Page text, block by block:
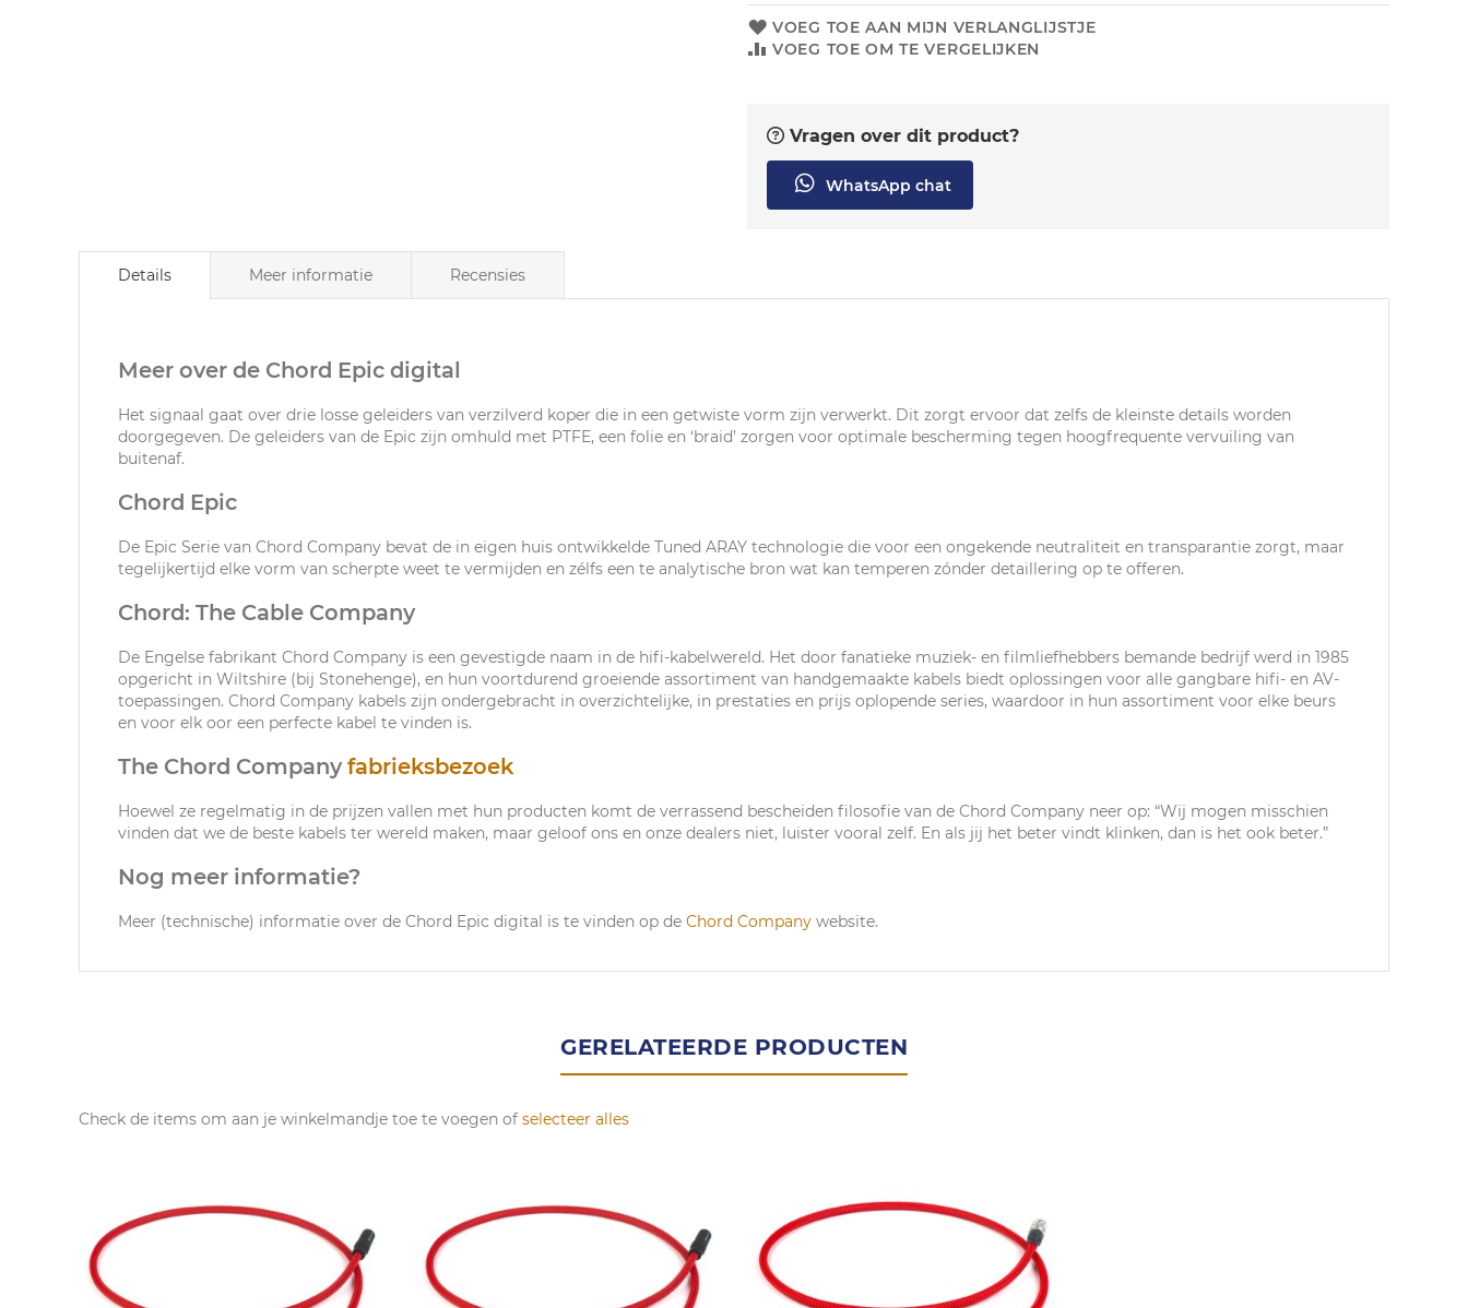
VOEG TOE AAN MIJN VERLANGLIJSTJE
VOEG TOE OM TE VERGELIJKEN
Vragen over dit product?
WhatsApp chat
Details
Meer over de Chord Epic digital
Het signaal gaat over drie losse geleiders van verzilverd koper die in een getwiste vorm zijn verwerkt. Dit zorgt ervoor dat zelfs de kleinste details worden
doorgegeven. De geleiders van de Epic zijn omhuld met PTFE, een folie en ‘braid’ zorgen voor optimale bescherming tegen hoogfrequente vervuiling van
buitenaf.
Chord Epic
De Epic Serie van Chord Company bevat de in eigen huis ontwikkelde Tuned ARAY technologie die voor een ongekende neutraliteit en transparantie zorgt, maar
tegelijkertijd elke vorm van scherpte weet te vermijden en zélfs een te analytische bron wat kan temperen zónder detaillering op te offeren.
Chord: The Cable Company
De Engelse fabrikant Chord Company is een gevestigde naam in de hifi-kabelwereld. Het door fanatieke muziek- en filmliefhebbers bemande bedrijf werd in 1985
opgericht in Wiltshire (bij Stonehenge), en hun voortdurend groeiende assortiment van handgemaakte kabels biedt oplossingen voor alle gangbare hifi- en AV-
toepassingen. Chord Company kabels zijn ondergebracht in overzichtelijke, in prestaties en prijs oplopende series, waardoor in hun assortiment voor elke beurs
en voor elk oor een perfecte kabel te vinden is.
The Chord Companyfabrieksbezoek
Hoewel ze regelmatig in de prijzen vallen met hun producten komt de verrassend bescheiden filosofie van de Chord Company neer op: “Wij mogen misschien
vinden dat we de beste kabels ter wereld maken, maar geloof ons en onze dealers niet, luister vooral zelf. En als jij het beter vindt klinken, dan is het ook beter.”
Nog meer informatie?
Meer (technische) informatie over de Chord Epic digital is te vinden op de Chord Company website.
Meer informatie Recensies
GERELATEERDE PRODUCTEN
Check de items om aan je winkelmandje toe te voegen of selecteer alles